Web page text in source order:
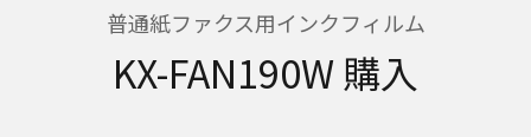
普通紙ファクス用インクフィルム
KX-FAN190W 購入